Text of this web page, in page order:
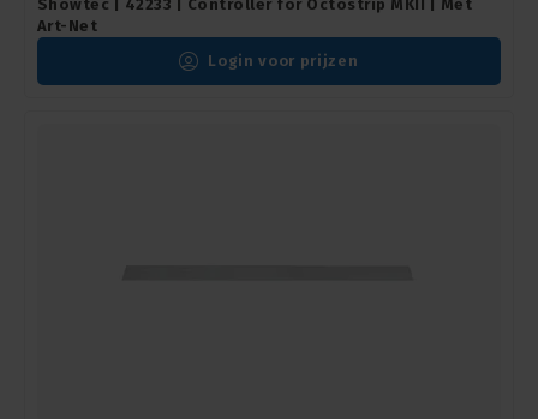
Showtec | 42233 | Controller for Octostrip MKII | Met
Art-Net
Login voor prijzen